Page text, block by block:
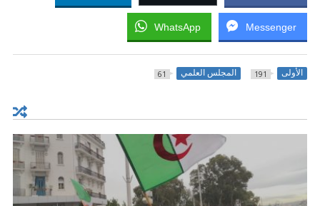
Messenger
WhatsApp
الأولى 191 المجلس العلمي 61